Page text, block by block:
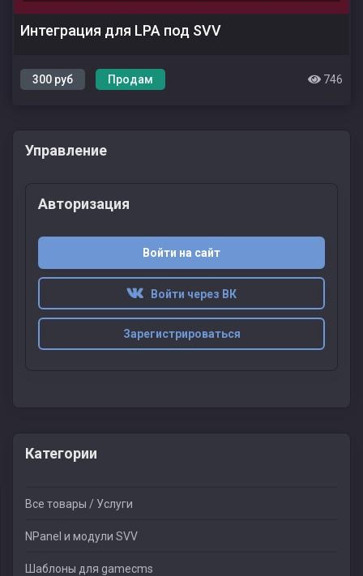
Интеграция для LPA под SVV
300 руб Продам 746
Управление
Авторизация
Войти на сайт
Войти через ВК
Зарегистрироваться
Категории
Все товары / Услуги
NPanel и модули SVV
Шаблоны для gamecms